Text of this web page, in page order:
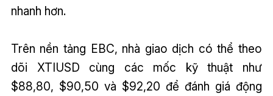
nhanh hơn.
Trên nền tảng EBC, nhà giao dịch có thể theo
dõi XTIUSD cùng các mốc kỹ thuật như
$88,80, $90,50 và $92,20 để đánh giá động